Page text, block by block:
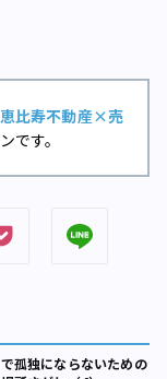
恵比寿不動産×売
です。
孤独にならないための